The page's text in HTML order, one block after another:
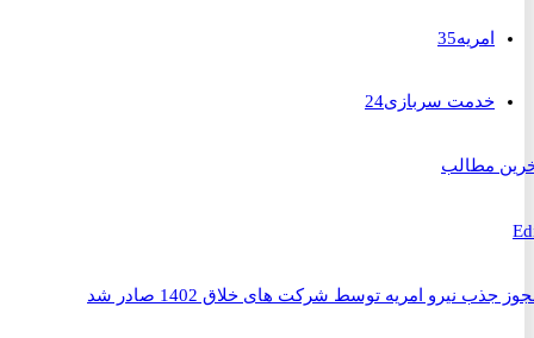
امریه 35
خدمت سربازی 24
مطالب
نیرو امریه توسط شرکت های خلاق 1402 صادر شد